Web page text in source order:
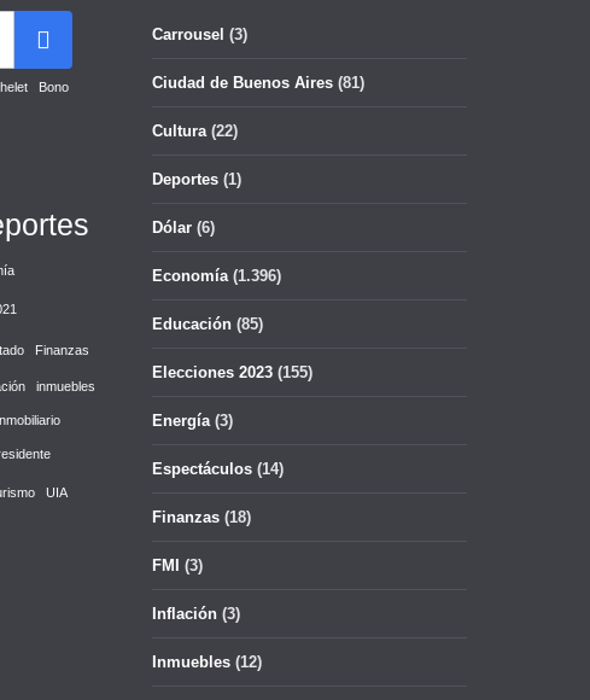
Bono
Finanzas
inmuebles
UIA
Carrousel (3)
Ciudad de Buenos Aires (81)
Cultura(22)
Deportes (1)
Dólar (6)
Economía(1.396)
Educación (85)
Elecciones 2023 (155)
Energía(3)
Espectáculos (14)
Finanzas (18)
FMI (3)
Inflación (3)
Inmuebles (12)